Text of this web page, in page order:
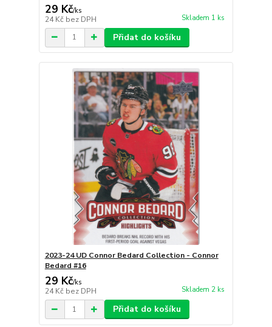
29 Kč/ks
24 Kč bez DPH Skladem 1 ks
Přidat do košíku
2023-24 UD Connor Bedard Collection - Connor
Bedard #16
29 Kč/ks
24 Kč bez DPH Skladem 2 ks
Přidat do košíku